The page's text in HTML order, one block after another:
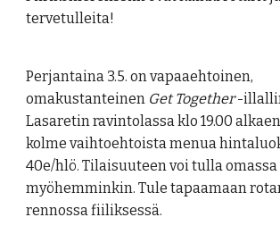
tervetulleita!
Perjantaina 3.5. on vapaaehtoinen,
omakustanteinen Get Together-
Lasaretin ravintolassa klo 19.00
kolme vaihtoehtoista menua
40e/hlö. Tilaisuuteen voi tulla
myöhemminkin. Tule tapaamaan
rennossa fiiliksessä.